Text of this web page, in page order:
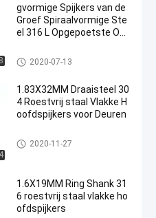
gvormige Spijkers van de
Groef Spiraalvormige Ste
el 316 L Opgepoetste Opp
Roestvrij staalspijkers
2020-07-13
1.83X32MM Draaisteel 30
4 Roestvrij staal Vlakke H
oofdspijkers voor Deuren
Roestvrij staalspijkers
2020-11-27
1.6X19MM Ring Shank 31
6 roestvrij staal vlakke ho
ofdspijkers